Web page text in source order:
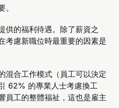
供的福利待遇。除了薪資之
考慮新職位時最重要的因素是
混合工作模式（員工可以決定
62% 的專業人士考慮換工
員工的整體福祉，這也是雇主